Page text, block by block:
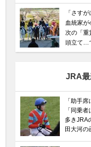
「さす
血統家が
次の「重
頭立て…
JRA最
「助手
「同乗
多きJRA
田大河の